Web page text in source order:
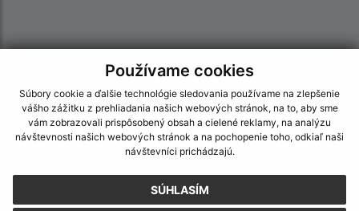
Používame cookies
Súbory cookie a ďalšie technológie sledovania používame na zlepšenie
vášho zážitku z prehliadania našich webových stránok, na to, aby sme
vám zobrazovali prispôsobený obsah a cielené reklamy, na analýzu
návštevnosti našich webových stránok a na pochopenie toho, odkiaľ naši
návštevníci prichádzajú.
SÚHLASÍM